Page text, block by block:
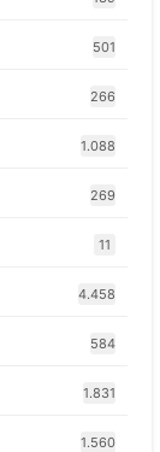
501
266
1.088
269
11
4.458
584
1.831
1.560